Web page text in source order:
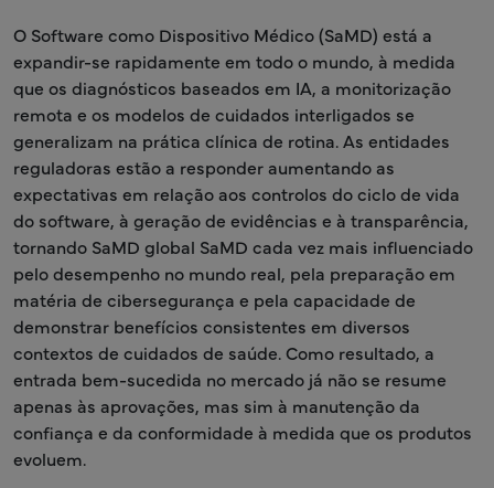
O Software como Dispositivo Médico (SaMD) está a
expandir-se rapidamente em todo o mundo, à medida
que os diagnósticos baseados em IA, a monitorização
remota e os modelos de cuidados interligados se
generalizam na prática clínica de rotina. As entidades
reguladoras estão a responder aumentando as
expectativas em relação aos controlos do ciclo de vida
do software, à geração de evidências e à transparência,
tornando SaMD global SaMD cada vez mais influenciado
pelo desempenho no mundo real, pela preparação em
matéria de cibersegurança e pela capacidade de
demonstrar benefícios consistentes em diversos
contextos de cuidados de saúde. Como resultado, a
entrada bem-sucedida no mercado já não se resume
apenas às aprovações, mas sim à manutenção da
confiança e da conformidade à medida que os produtos
evoluem.